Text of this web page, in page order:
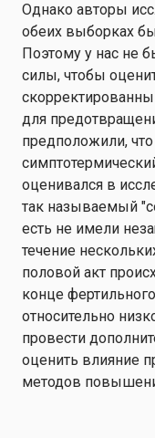
Однако авторы
обеих выборках
Поэтому у нас не
силы, чтобы
для
предположили,
оценивался в
так называемый
есть не имели
течение
половой акт
конце
относительно
провести
оценить влияние
методов